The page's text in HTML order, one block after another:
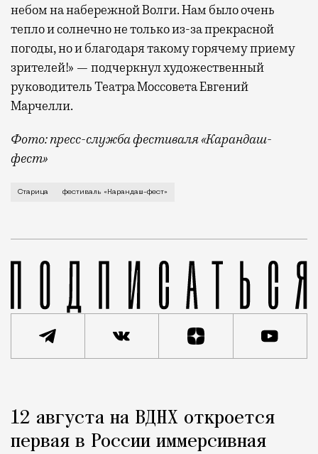
небом на набережной Волги. Нам было очень
тепло и солнечно не только из-за прекрасной
погоды, но и благодаря такому горячему приему
зрителей!» — подчеркнул художественный
руководитель Театра Моссовета Евгений
Марчелли.
Фото: пресс-служба фестиваля «Карандаш-
фест»
В минувший уикенд маленькая Старица в
Старица фестиваль «Карандаш-фест»
Город
12 августа на ВДНХ откроется
первая в России иммерсивная